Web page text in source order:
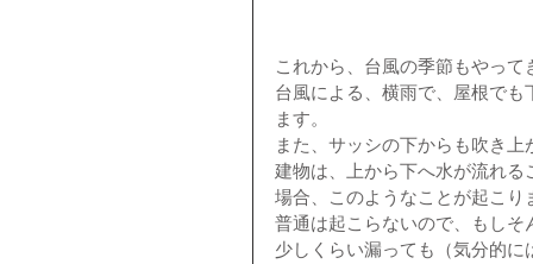
これから、台風の季節もやって
台風による、横雨で、屋根で
ます。
また、サッシの下からも吹き上
建物は、上から下へ水が流れ
場合、このようなことが起こり
普通は起こらないので、もしそ
少しくらい漏っても（気分的に